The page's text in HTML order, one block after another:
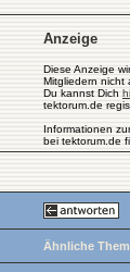
Anzeige
Diese Anzeige
Mitgliedern nicht
Du kannst Dich
tektorum.de
Informationen
bei tektorum.de
Ähnliche